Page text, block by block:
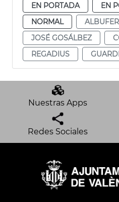
EN PORTADA
EN
NORMAL
JOSÉ GOSÁLBEZ
REGADIUS
Nuestras Apps
Redes Sociales